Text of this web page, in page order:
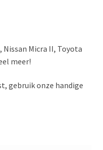
Nissan Micra II, Toyota
meer!
gebruik onze handige